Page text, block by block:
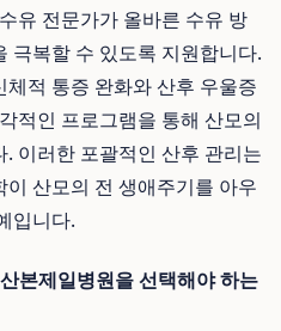
유 전문가가 올바른 수유 방
극복할 수 있도록 지원합니다.
적 통증 완화와 산후 우울증
적인 프로그램을 통해 산모의
이러한 포괄적인 산후 관리는
이 산모의 전 생애주기를 아우
입니다.
본제일병원을 선택해야 하는